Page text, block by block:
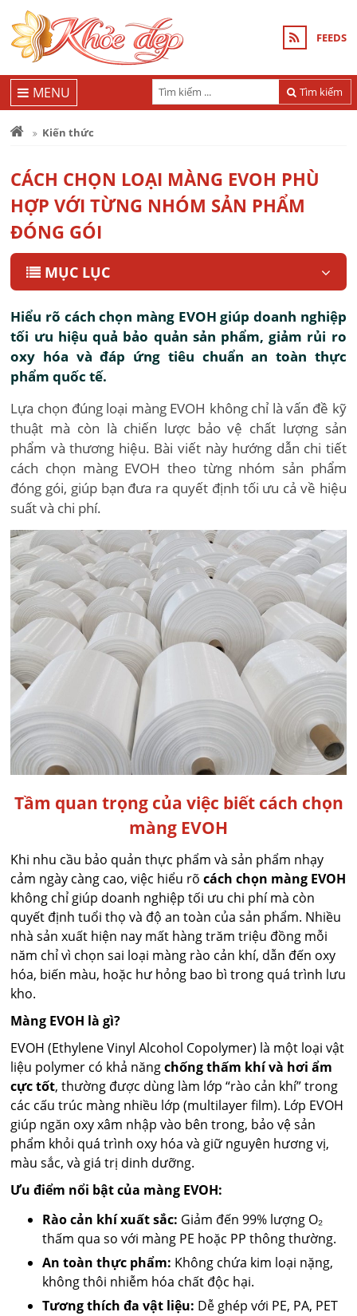
FEEDS
Tìm kiếm
MENU
Kiến thức
CÁCH CHỌN LOẠI MÀNG EVOH PHÙ
HỢP VỚI TỪNG NHÓM SẢN PHẨM
ĐÓNG GÓI
MỤC LỤC
Hiểu rõ cách chọn màng EVOH giúp doanh nghiệp
tối ưu hiệu quả bảo quản sản phẩm, giảm rủi ro
oxy hóa và đáp ứng tiêu chuẩn an toàn thực
phẩm quốc tế.
Lựa chọn đúng loại màng EVOH không chỉ là vấn đề kỹ
thuật mà còn là chiến lược bảo vệ chất lượng sản
phẩm và thương hiệu. Bài viết này hướng dẫn chi tiết
cách chọn màng EVOH theo từng nhóm sản phẩm
đóng gói, giúp bạn đưa ra quyết định tối ưu cả về hiệu
suất và chi phí.
Tầm quan trọng của việc biết cách chọn
màng EVOH
Khi nhu cầu bảo quản thực phẩm và sản phẩm nhạy
cảm ngày càng cao, việc hiểu rõcách chọn màng EVOH
không chỉ giúp doanh nghiệp tối ưu chi phí mà còn
quyết định tuổi thọ và độ an toàn của sản phẩm. Nhiều
nhà sản xuất hiện nay mất hàng trăm triệu đồng mỗi
năm chỉ vì chọn sai loại màng rào cản khí, dẫn đến oxy
hóa, biến màu, hoặc hư hỏng bao bì trong quá trình lưu
kho.
Màng EVOH là gì?
EVOH (Ethylene Vinyl Alcohol Copolymer) là một loại vật
liệu polymer có khả năngchống thấm khí và hơi ẩm
cực tốt, thường được dùng làm lớp “rào cản khí” trong
các cấu trúc màng nhiều lớp (multilayer film). Lớp EVOH
giúp ngăn oxy xâm nhập vào bên trong, bảo vệ sản
phẩm khỏi quá trình oxy hóa và giữ nguyên hương vị,
màu sắc, và giá trị dinh dưỡng.
Ưu điểm nổi bật của màng EVOH:
Rào cản khí xuất sắc: Giảm đến 99% lượng O₂
thấm qua so với màng PE hoặc PP thông thường.
An toàn thực phẩm: Không chứa kim loại nặng,
không thôi nhiễm hóa chất độc hại.
Tương thích đa vật liệu: Dễ ghép với PE, PA, PET